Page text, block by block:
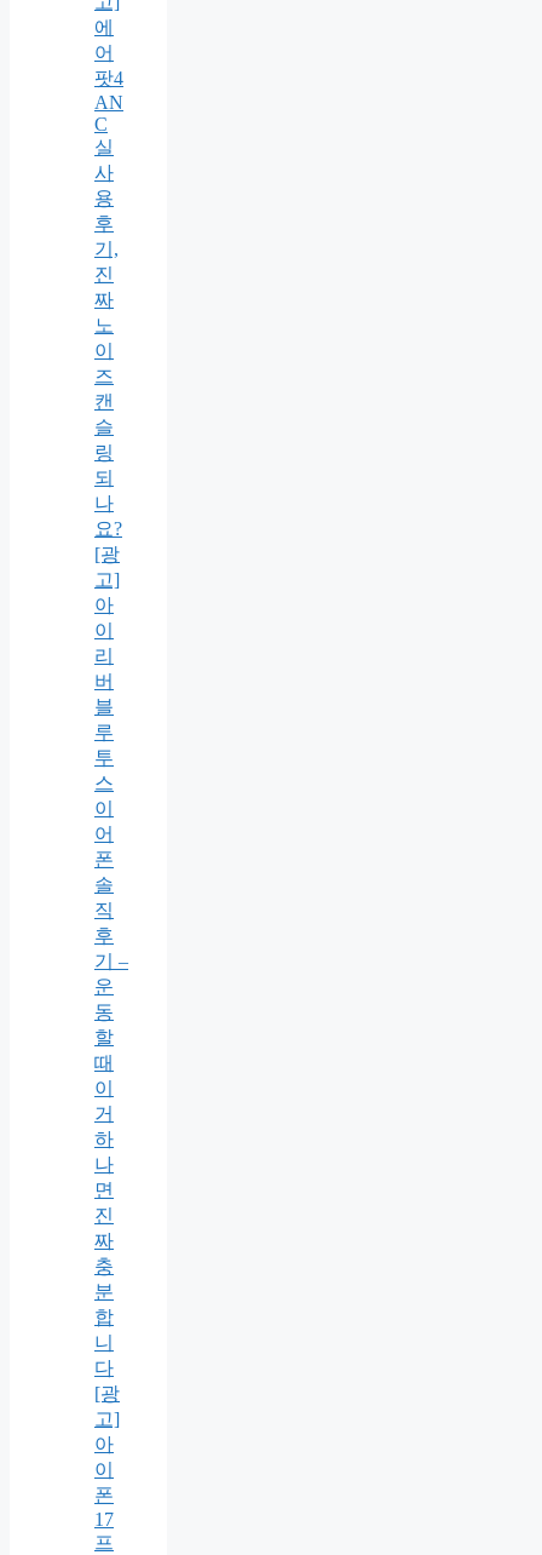
에
어
팟4
AN
C
실
사
용
후
기,
진
짜
노
이
즈
캔
슬
링
되
나
요?
[광
고]
아
이
리
버
블
루
투
스
이
어
폰
솔
직
후
기 –
운
동
할
때
이
거
하
나
면
진
짜
충
분
합
니
다
[광
고]
아
이
폰
17
프